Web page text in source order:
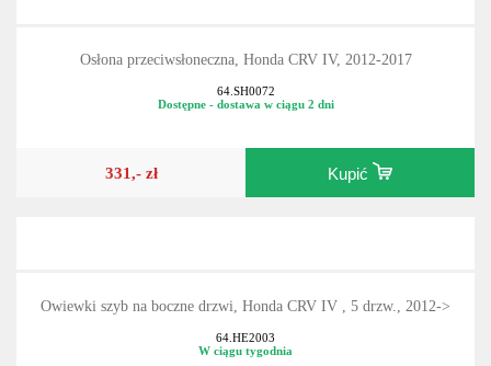
Osłona przeciwsłoneczna, Honda CRV IV, 2012-2017
64.SH0072
Dostępne - dostawa w ciągu 2 dni
331,- zł Kupić
Owiewki szyb na boczne drzwi, Honda CRV IV , 5 drzw., 2012->
64.HE2003
W ciągu tygodnia